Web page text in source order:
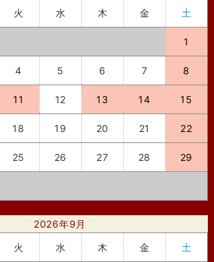
火 水 木 金 土
1
4 5 6 7 8
11 12 13 14 15
18 19 20 21 22
25 26 27 28 29
2026年9月
火 水 木 金 土